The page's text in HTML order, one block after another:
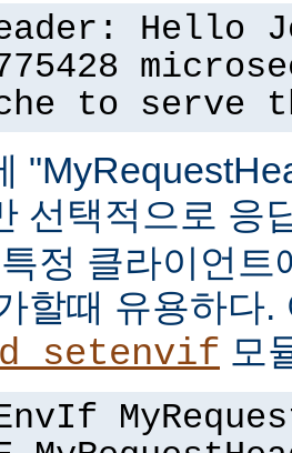
Hello
to serve
선택적으로 응
정 클라이언
할때 유용하다.
모